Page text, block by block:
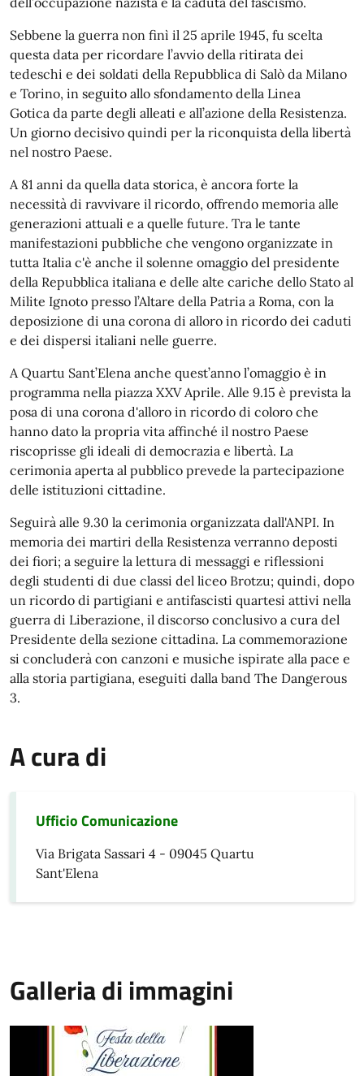
Sebbene la guerra non finì il 25 aprile 1945, fu scelta
questa data per ricordare l’avvio della ritirata dei
tedeschi e dei soldati della Repubblica di Salò da Milano
e Torino, in seguito allo sfondamento della Linea
Gotica da parte degli alleati e all’azione della Resistenza.
Un giorno decisivo quindi per la riconquista della libertà
nel nostro Paese.
A 81 anni da quella data storica, è ancora forte la
necessità di ravvivare il ricordo, offrendo memoria alle
generazioni attuali e a quelle future. Tra le tante
manifestazioni pubbliche che vengono organizzate in
tutta Italia c'è anche il solenne omaggio del presidente
della Repubblica italiana e delle alte cariche dello Stato al
Milite Ignoto presso l’Altare della Patria a Roma, con la
deposizione di una corona di alloro in ricordo dei caduti
e dei dispersi italiani nelle guerre.
A Quartu Sant’Elena anche quest’anno l’omaggio è in
programma nella piazza XXV Aprile. Alle 9.15 è prevista la
posa di una corona d'alloro in ricordo di coloro che
hanno dato la propria vita affinché il nostro Paese
riscoprisse gli ideali di democrazia e libertà. La
cerimonia aperta al pubblico prevede la partecipazione
delle istituzioni cittadine.
Seguirà alle 9.30 la cerimonia organizzata dall'ANPI. In
memoria dei martiri della Resistenza verranno deposti
dei fiori; a seguire la lettura di messaggi e riflessioni
degli studenti di due classi del liceo Brotzu; quindi, dopo
un ricordo di partigiani e antifascisti quartesi attivi nella
guerra di Liberazione, il discorso conclusivo a cura del
Presidente della sezione cittadina. La commemorazione
si concluderà con canzoni e musiche ispirate alla pace e
alla storia partigiana, eseguiti dalla band The Dangerous
3.
A cura di
Ufficio Comunicazione
Via Brigata Sassari 4 - 09045 Quartu
Sant'Elena
Galleria di immagini